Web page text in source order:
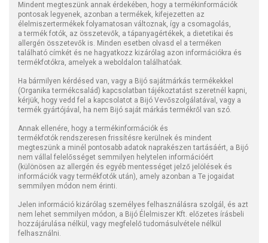
Mindent megteszünk annak érdekében, hogy a termékinformációk
pontosak legyenek, azonban a termékek, kifejezetten az
élelmiszertermékek folyamatosan változnak, így a csomagolás,
a termék fotók, az összetevők, a tápanyagértékek, a dietetikai és
allergén összetevők is. Minden esetben olvasd el a terméken
található címkét és ne hagyatkozz kizárólag azon információkra és
termékfotókra, amelyek a weboldalon találhatóak.
Ha bármilyen kérdésed van, vagy a Bijó sajátmárkás termékekkel
(Organika termékcsalád) kapcsolatban tájékoztatást szeretnél kapni,
kérjük, hogy vedd fel a kapcsolatot a Bijó Vevőszolgálatával, vagy a
termék gyártójával, ha nem Bijó saját márkás termékről van szó.
Annak ellenére, hogy a termékinformációk és
termékfotók rendszeresen frissítésre kerülnek és mindent
megteszünk a minél pontosabb adatok naprakészen tartásáért, a Bijó
nem vállal felelősséget semmilyen helytelen információért
(különösen az allergén és egyéb mentességet jelző jelölések és
információk vagy termékfotók után), amely azonban a Te jogaidat
semmilyen módon nem érinti.
Jelen információ kizárólag személyes felhasználásra szolgál, és azt
nem lehet semmilyen módon, a Bijó Élelmiszer Kft. előzetes írásbeli
hozzájárulása nélkül, vagy megfelelő tudomásulvétele nélkül
felhasználni.